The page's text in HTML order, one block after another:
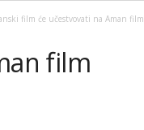
film će učestvovati na Aman film
film